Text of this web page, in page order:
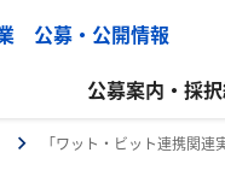
公募・公開情報
公募案内・採
「ワット・ビット連携関